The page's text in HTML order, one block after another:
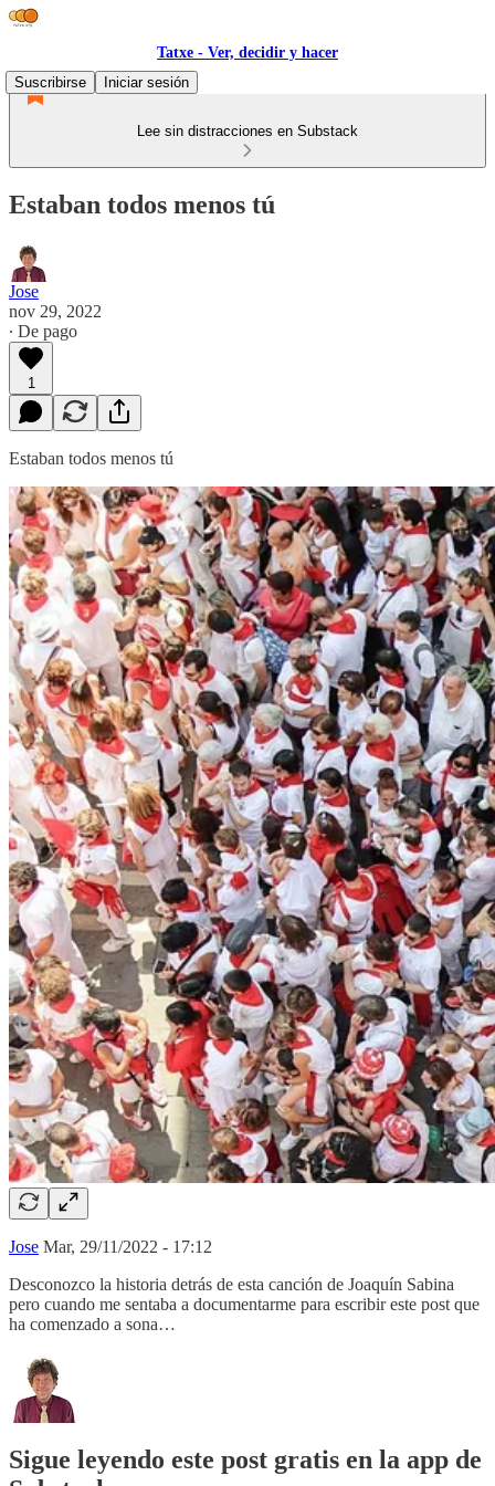
Tatxe - Ver, decidir y hacer
Suscribirse
Iniciar sesión
Lee sin distracciones en Substack
Estaban todos menos tú
Jose
nov 29, 2022
∙ De pago
1
Estaban todos menos tú
Jose Mar, 29/11/2022 - 17:12
Desconozco la historia detrás de esta canción de Joaquín Sabina
pero cuando me sentaba a documentarme para escribir este post que
ha comenzado a sona…
Sigue leyendo este post gratis en la app de